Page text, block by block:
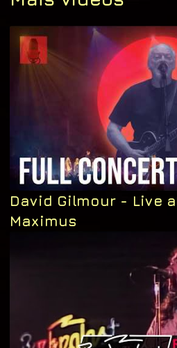
David Gilmour - Live
Maximus